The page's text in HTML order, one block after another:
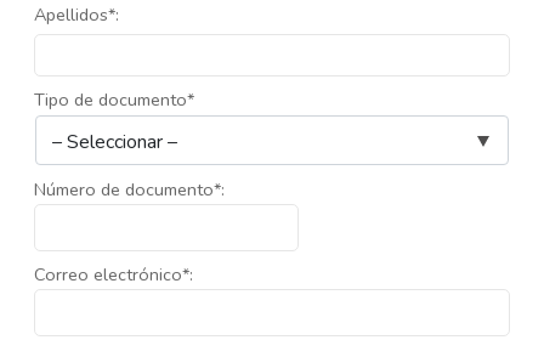
Apellidos*:
Tipo de documento*
Número de documento*:
Correo electrónico*: